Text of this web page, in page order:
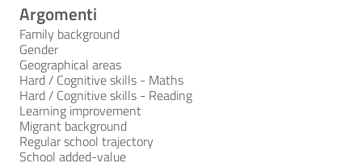
Argomenti
Family background
Gender
Geographical areas
Hard / Cognitive skills - Maths
Hard / Cognitive skills - Reading
Learning improvement
Migrant background
Regular school trajectory
School added-value